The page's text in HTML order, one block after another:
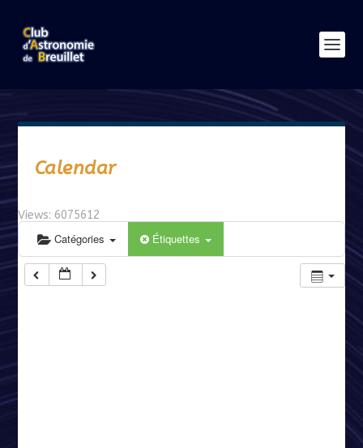
Calendar
Views: 6075612
Catégories Étiquettes